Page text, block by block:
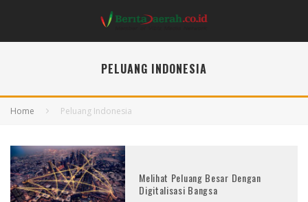
PELUANG INDONESIA
Home Peluang Indonesia
Melihat Peluang Besar Dengan
Digitalisasi Bangsa